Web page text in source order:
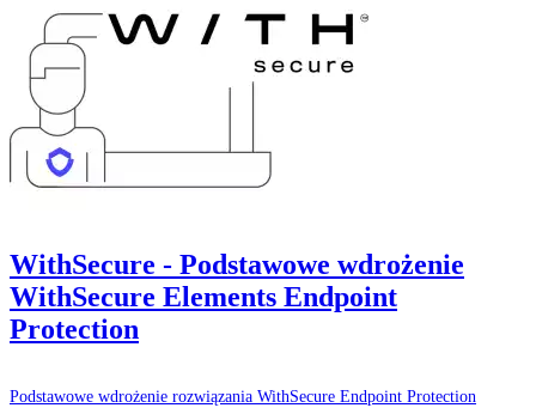
WithSecure - Podstawowe wdrożenie
WithSecure Elements Endpoint
Protection
Podstawowe wdrożenie rozwiązania WithSecure Endpoint Protection